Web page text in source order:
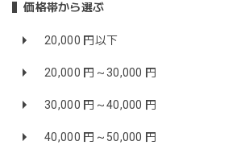
価格帯から選ぶ
20,000 円以下
20,000 円～30,000 円
30,000 円～40,000 円
40,000 円～50,000 円